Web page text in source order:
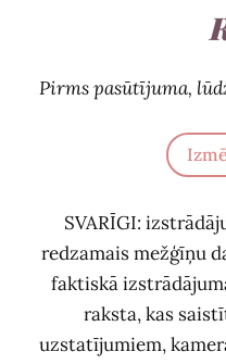
Pirms pasūtījuma,
SVARĪGI:
redzamais mežģīņu
faktiskā
raksta, kas
uzstatījumiem,